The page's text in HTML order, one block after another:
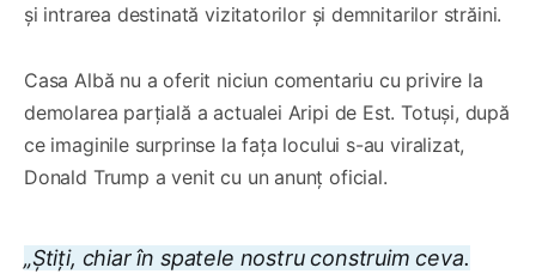
și intrarea destinată vizitatorilor și demnitarilor străini.
Casa Albă nu a oferit niciun comentariu cu privire la
demolarea parțială a actualei Aripi de Est. Totuși, după
ce imaginile surprinse la fața locului s-au viralizat,
Donald Trump a venit cu un anunț oficial.
„Știți, chiar în spatele nostru construim ceva.